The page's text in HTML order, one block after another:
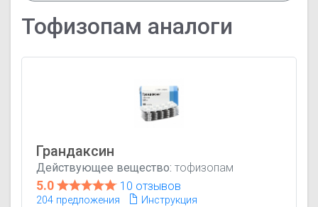
Тофизопам аналоги
Грандаксин
Действующее вещество: тофизопам
5.0 10 отзывов
204 предложения Инструкция